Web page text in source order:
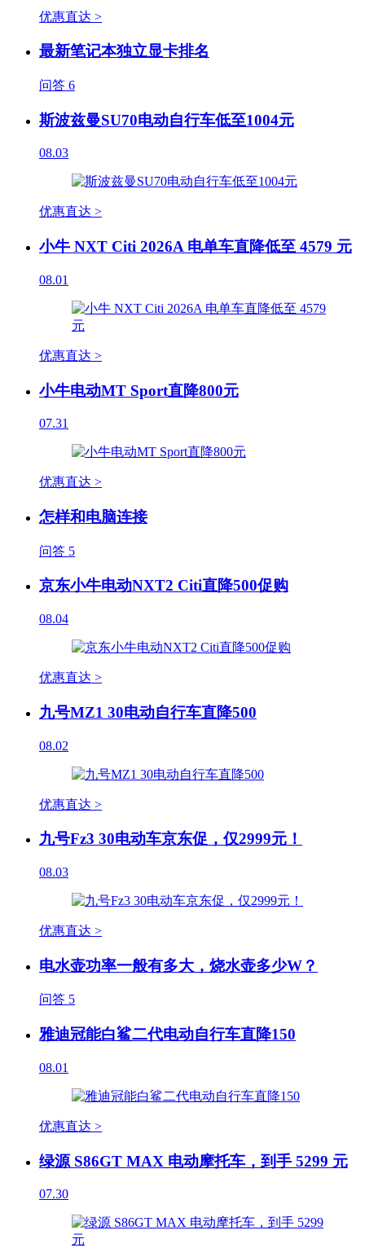
优惠直达 >
最新笔记本独立显卡排名
问答 6
斯波兹曼SU70电动自行车低至1004元
08.03
优惠直达 >
小牛 NXT Citi 2026A 电单车直降低至 4579 元
08.01
优惠直达 >
小牛电动MT Sport直降800元
07.31
优惠直达 >
怎样和电脑连接
问答 5
京东小牛电动NXT2 Citi直降500促购
08.04
优惠直达 >
九号MZ1 30电动自行车直降500
08.02
优惠直达 >
九号Fz3 30电动车京东促，仅2999元！
08.03
优惠直达 >
电水壶功率一般有多大，烧水壶多少W？
问答 5
雅迪冠能白鲨二代电动自行车直降150
08.01
优惠直达 >
绿源 S86GT MAX 电动摩托车，到手 5299 元
07.30